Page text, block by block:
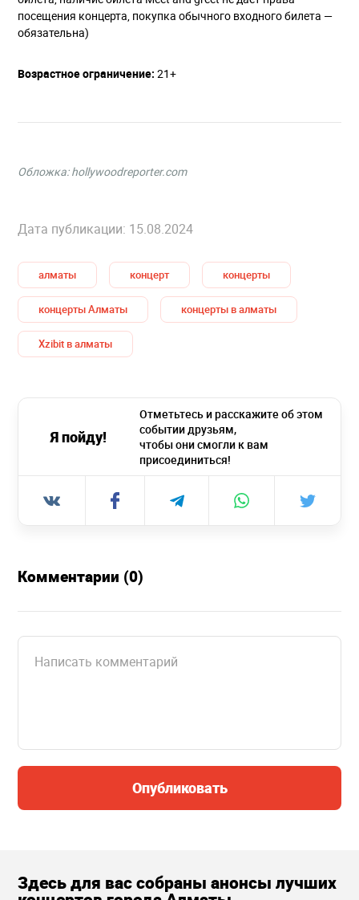
посещения концерта, покупка обычного входного билета —
обязательна)
Возрастное ограничение: 21+
Обложка:hollywoodreporter.com
Дата публикации: 15.08.2024
алматы концерт концерты
концерты Алматы концерты в алматы
Xzibit в алматы
Я пойду!
Отметьтесь и расскажите об этом
событии друзьям,
чтобы они смогли к вам
присоединиться!
Комментарии (0)
Опубликовать
Здесь для вас собраны анонсы лучших